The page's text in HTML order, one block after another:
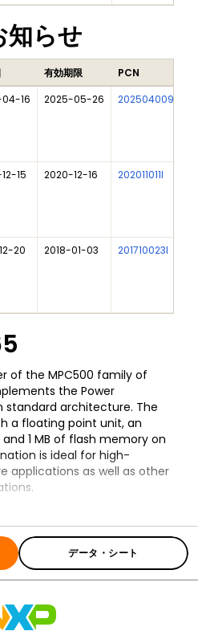
知らせ
有効期限 PCN
16 2025-05-26 202504009I
15 2020-12-16 202011011I
20 2018-01-03 201710023I
of the MPC500 family of
the Power
architecture. The
a floating point unit, an
1 MB of flash memory on
is ideal for high-
applications as well as other
データ・シート